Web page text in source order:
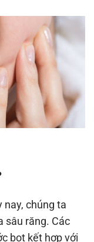
nay, chúng ta
sâu răng. Các
bọt kết hợp với